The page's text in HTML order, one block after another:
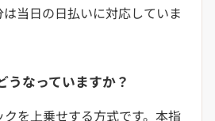
当日の日払いに対応していま
うなっていますか？
を上乗せする方式です。本指